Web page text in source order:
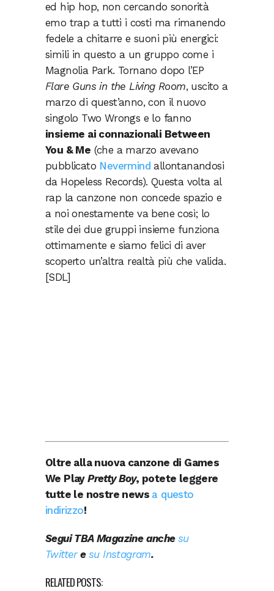
ed hip hop, non cercando sonorità
emo trap a tutti i costi ma rimanendo
fedele a chitarre e suoni più energici:
simili in questo a un gruppo come i
Magnolia Park. Tornano dopo l’EP
Flare Guns in the Living Room, uscito a
marzo di quest’anno, con il nuovo
singolo Two Wrongs e lo fanno
insieme ai connazionali Between
You & Me (che a marzo avevano
pubblicato Nevermind allontanandosi
da Hopeless Records). Questa volta al
rap la canzone non concede spazio e
a noi onestamente va bene così; lo
stile dei due gruppi insieme funziona
ottimamente e siamo felici di aver
scoperto un’altra realtà più che valida.
[SDL]
Oltre alla nuova canzone di Games
We PlayPretty Boy, potete leggere
tutte le nostre news a questo
indirizzo!
Segui TBA Magazine anche su
Twitteresu Instagram.
RELATED POSTS: